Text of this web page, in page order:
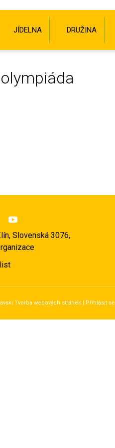
JÍDELNA DRUŽINA

Slovenská 3076,
Tvorba webových stránek | Přihlásit se